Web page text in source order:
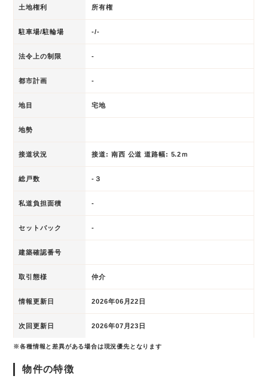
土地権利 所有権
駐車場/駐輪場 -/-
法令上の制限 -
都市計画 -
地目 宅地
地勢
接道状況 接道: 南西 公道 道路幅: 5.2ｍ
総戸数 -３
私道負担面積 -
セットバック -
建築確認番号
取引態様 仲介
情報更新日 2026年06月22日
次回更新日 2026年07月23日
※各種情報と差異がある場合は現況優先となります
物件の特徴